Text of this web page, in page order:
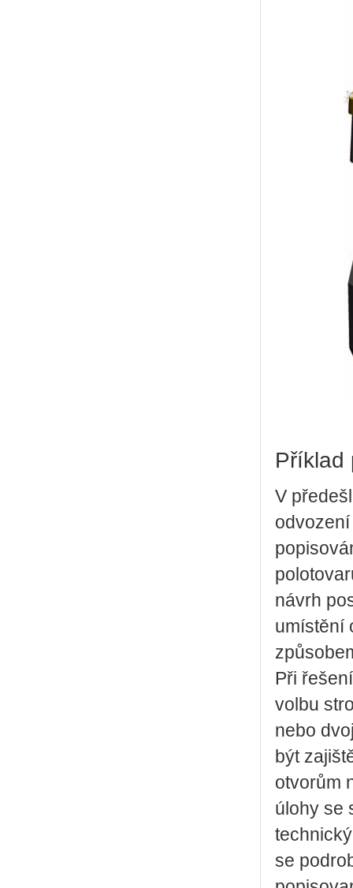
Příklad
V
návrh
umístění
Při
volbu
nebo
být
otvorům
úlohy se
se